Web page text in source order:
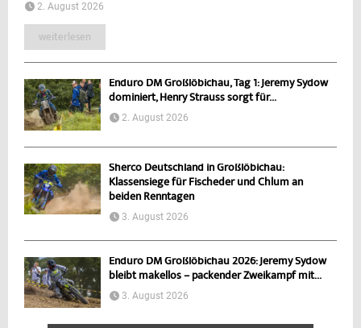
2. August 2026
weiterlesen
Enduro DM Großlöbichau, Tag 1: Jeremy Sydow
dominiert, Henry Strauss sorgt für...
2. August 2026
Sherco Deutschland in Großlöbichau:
Klassensiege für Fischeder und Chlum an
beiden Renntagen
3. August 2026
Enduro DM Großlöbichau 2026: Jeremy Sydow
bleibt makellos – packender Zweikampf mit...
3. August 2026